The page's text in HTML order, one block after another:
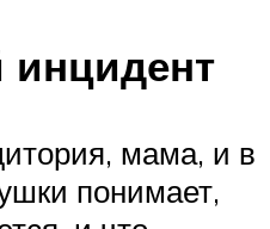
мама, и в
понимает,